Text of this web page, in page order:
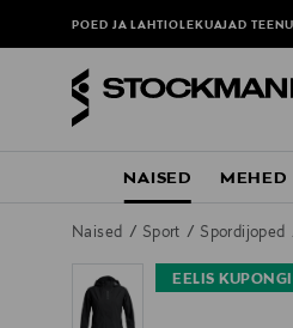
POED JA LAHTIOLEKUAJAD
NAISED MEHED
Naised Sport Spordijoped
EELIS